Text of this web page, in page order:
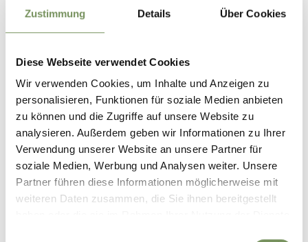
Zustimmung Details Über Cookies
Diese Webseite verwendet Cookies
Wir verwenden Cookies, um Inhalte und Anzeigen zu
personalisieren, Funktionen für soziale Medien anbieten
zu können und die Zugriffe auf unsere Website zu
analysieren. Außerdem geben wir Informationen zu Ihrer
Verwendung unserer Website an unsere Partner für
soziale Medien, Werbung und Analysen weiter. Unsere
Partner führen diese Informationen möglicherweise mit
weiteren Daten zusammen, die Sie ihnen bereitgestellt
Contatto
Trattoria Birkenwald
franz.birkenwald@hotmail.de
T+39 0473 968356